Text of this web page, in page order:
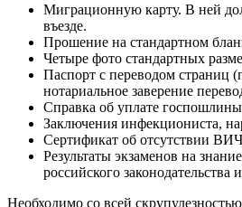
Миграционную карту. В ней
въезде.
Прошение на стандартном
Четыре фото стандартных
Паспорт с переводом страниц
нотариальное заверение
Справка об уплате
Заключения инфекциониста,
Сертификат об отсутствии
Результаты экзаменов на
российского законодательства
Необходимо со всей